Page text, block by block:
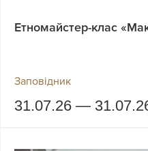
Етномайстер-клас
Заповідник
31.07.26 —